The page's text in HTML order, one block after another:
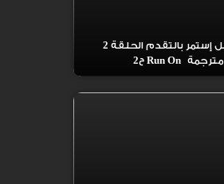
مسلسل إستمر بالتقدم الحلقة 2
مترجمة Run On ح2